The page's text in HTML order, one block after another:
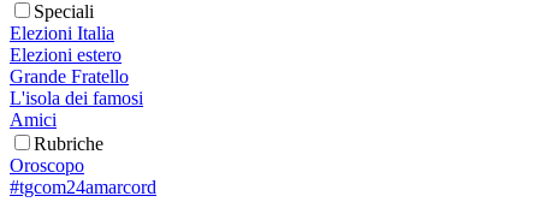
Speciali
Elezioni Italia
Elezioni estero
Grande Fratello
L'isola dei famosi
Amici
Rubriche
Oroscopo
#tgcom24amarcord